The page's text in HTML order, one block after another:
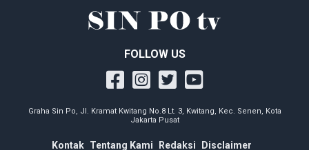
FOLLOW US
Graha Sin Po, Jl. Kramat Kwitang No.8 Lt. 3, Kwitang, Kec. Senen, Kota
Jakarta Pusat
Kontak Tentang Kami Redaksi Disclaimer